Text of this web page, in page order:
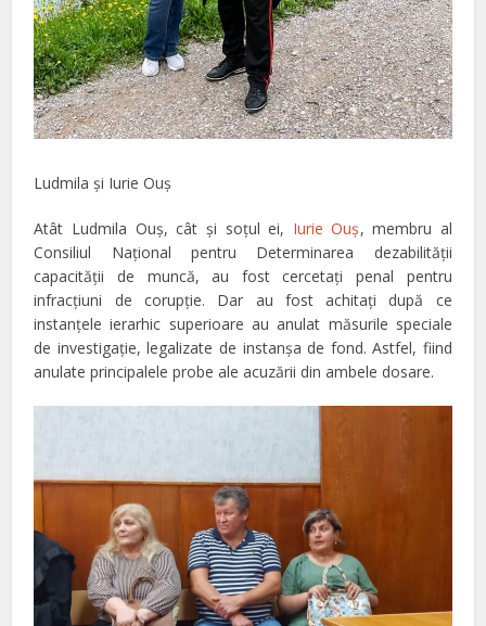
Ludmila şi Iurie Ouş
Atât Ludmila Ouş, cât şi soţul ei, Iurie Ouş, membru al
Consiliul Național pentru Determinarea dezabilității
capacității de muncă, au fost cercetaţi penal pentru
infracţiuni de corupţie. Dar au fost achitaţi după ce
instanţele ierarhic superioare au anulat măsurile speciale
de investigaţie, legalizate de instanşa de fond. Astfel, fiind
anulate principalele probe ale acuzării din ambele dosare.